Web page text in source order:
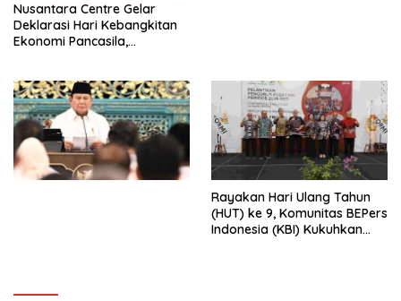
Nusantara Centre Gelar
Deklarasi Hari Kebangkitan
Ekonomi Pancasila,
Penjajahan (Pergolakan
Ekonomi Politik Indonesia) &
Simposium Nasional “Urgensi
Undang-Undang
Perekonomian Nasional dan
Kesejahteraan Sosial dalam
Rayakan Hari Ulang Tahun
(HUT) ke 9, Komunitas BEPers
Indonesia (KBI) Kukuhkan